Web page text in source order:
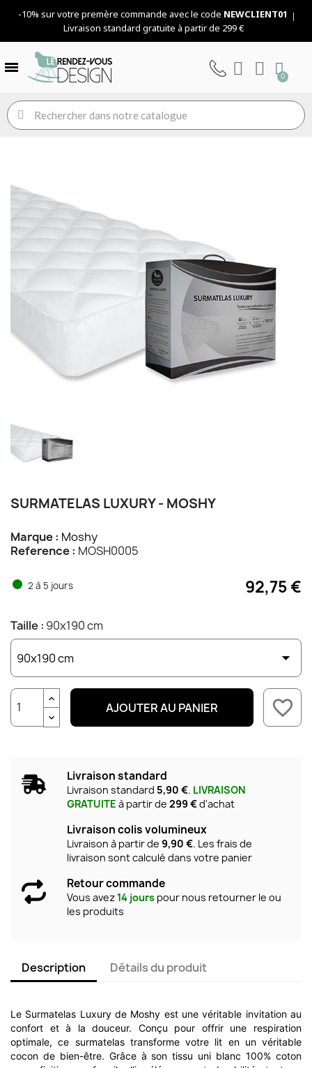
-10% sur votre premère commande avec le code NEWCLIENT01
Livraison standard gratuite à partir de 299 €
SURMATELAS LUXURY - MOSHY
Marque : Moshy
Reference : MOSH0005
2 à 5 jours 92,75 €
Taille : 90x190 cm
AJOUTER AU PANIER favorite_border
Livraison standard
Livraison standard 5,90 €. LIVRAISON
GRATUITE à partir de 299 €d'achat
Livraison colis volumineux
Livraison à partir de 9,90 €. Les frais de
livraison sont calculé dans votre panier
Retour commande
Vous avez14 jours pour nous retourner le ou
les produits
Description Détails du produit
Le Surmatelas Luxury de Moshy est une véritable invitation au
confort et à la douceur. Conçu pour offrir une respiration
optimale, ce surmatelas transforme votre lit en un véritable
cocon de bien-être. Grâce à son tissu uni blanc 100% coton